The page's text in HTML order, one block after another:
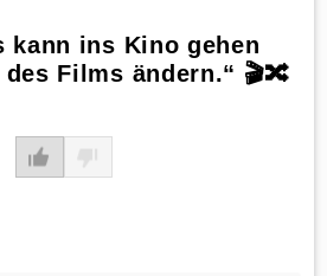
kann ins Kino gehen
Films ändern.“ 🎬🔀